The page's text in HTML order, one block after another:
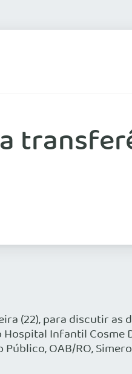
(22), para discutir as
Infantil Cosme
OAB/RO,Simero